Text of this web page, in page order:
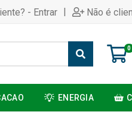
- Entrar | Não é
0
ENERGIA